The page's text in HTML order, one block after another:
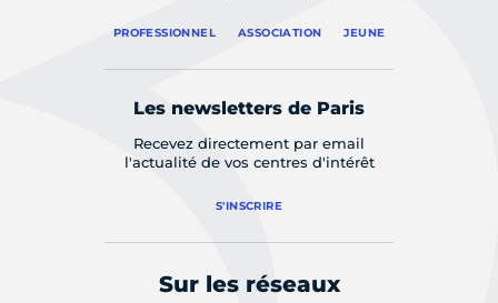
PROFESSIONNEL ASSOCIATION JEUNE
Les newsletters de Paris
Recevez directement par email
l'actualité de vos centres d'intérêt
S'INSCRIRE
Sur les réseaux